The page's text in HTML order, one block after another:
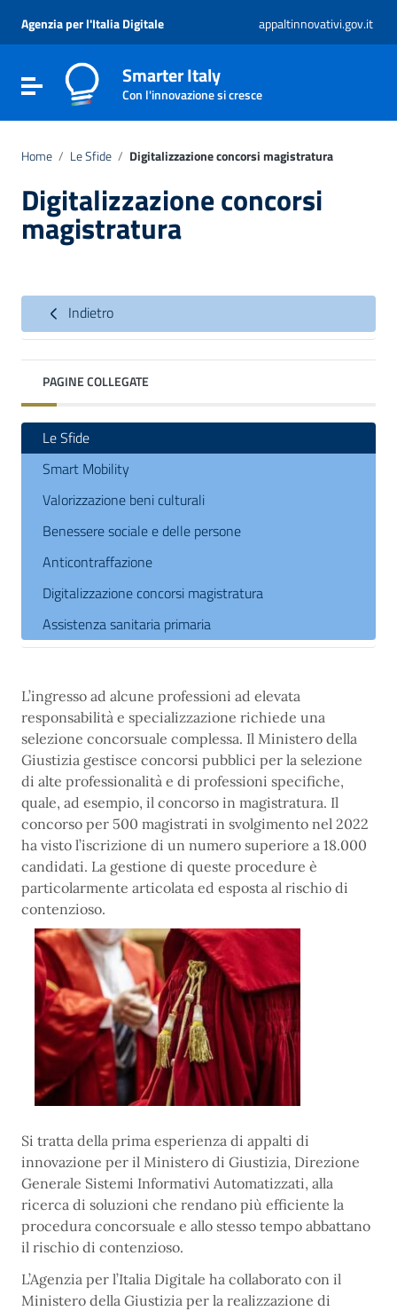
Vai al menu di navigazione
Vai al footer
Agenzia per l'Italia Digitale appaltinnovativi.gov.it
Attiva / disattiva la navigazione
Smarter Italy
Con l'innovazione si cresce
Home / Le Sfide / Digitalizzazione concorsi magistratura
Digitalizzazione concorsi
magistratura
Indietro
PAGINE COLLEGATE
Le Sfide
Smart Mobility
Valorizzazione beni culturali
Benessere sociale e delle persone
Anticontraffazione
Digitalizzazione concorsi magistratura
Assistenza sanitaria primaria
L’ingresso ad alcune professioni ad elevata
responsabilità e specializzazione richiede una
selezione concorsuale complessa. Il Ministero della
Giustizia gestisce concorsi pubblici per la selezione
di alte professionalità e di professioni specifiche,
quale, ad esempio, il concorso in magistratura. Il
concorso per 500 magistrati in svolgimento nel 2022
ha visto l’iscrizione di un numero superiore a 18.000
candidati. La gestione di queste procedure è
particolarmente articolata ed esposta al rischio di
contenzioso.
Si tratta della prima esperienza di appalti di
innovazione per il Ministero di Giustizia, Direzione
Generale Sistemi Informativi Automatizzati, alla
ricerca di soluzioni che rendano più efficiente la
procedura concorsuale e allo stesso tempo abbattano
il rischio di contenzioso.
L’Agenzia per l’Italia Digitale ha collaborato con il
Ministero della Giustizia per la realizzazione di